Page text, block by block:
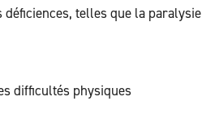
telles que la
difficultés physiques